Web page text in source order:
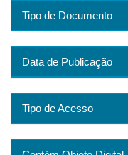
Tipo de Documento
Data de Publicação
Tipo de Acesso